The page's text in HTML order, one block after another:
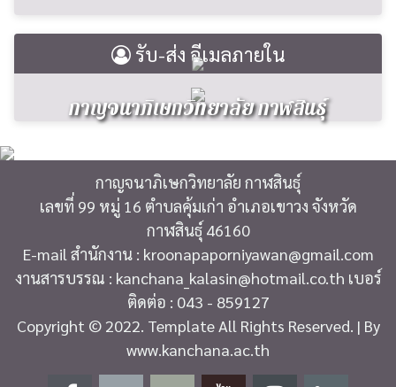
รับ-ส่ง อีเมลภายใน
กาญจนาภิเษกวิทยาลัย กาฬสินธุ์
กาญจนาภิเษกวิทยาลัย กาฬสินธุ์
เลขที่ 99 หมู่ 16 ตำบลคุ้มเก่า อำเภอเขาวง จังหวัด
กาฬสินธุ์ 46160
E-mail สำนักงาน : kroonapaporniyawan@gmail.com
งานสารบรรณ : kanchana_kalasin@hotmail.co.th เบอร์
ติดต่อ : 043 - 859127
Copyright © 2022. Template All Rights Reserved. | By
www.kanchana.ac.th